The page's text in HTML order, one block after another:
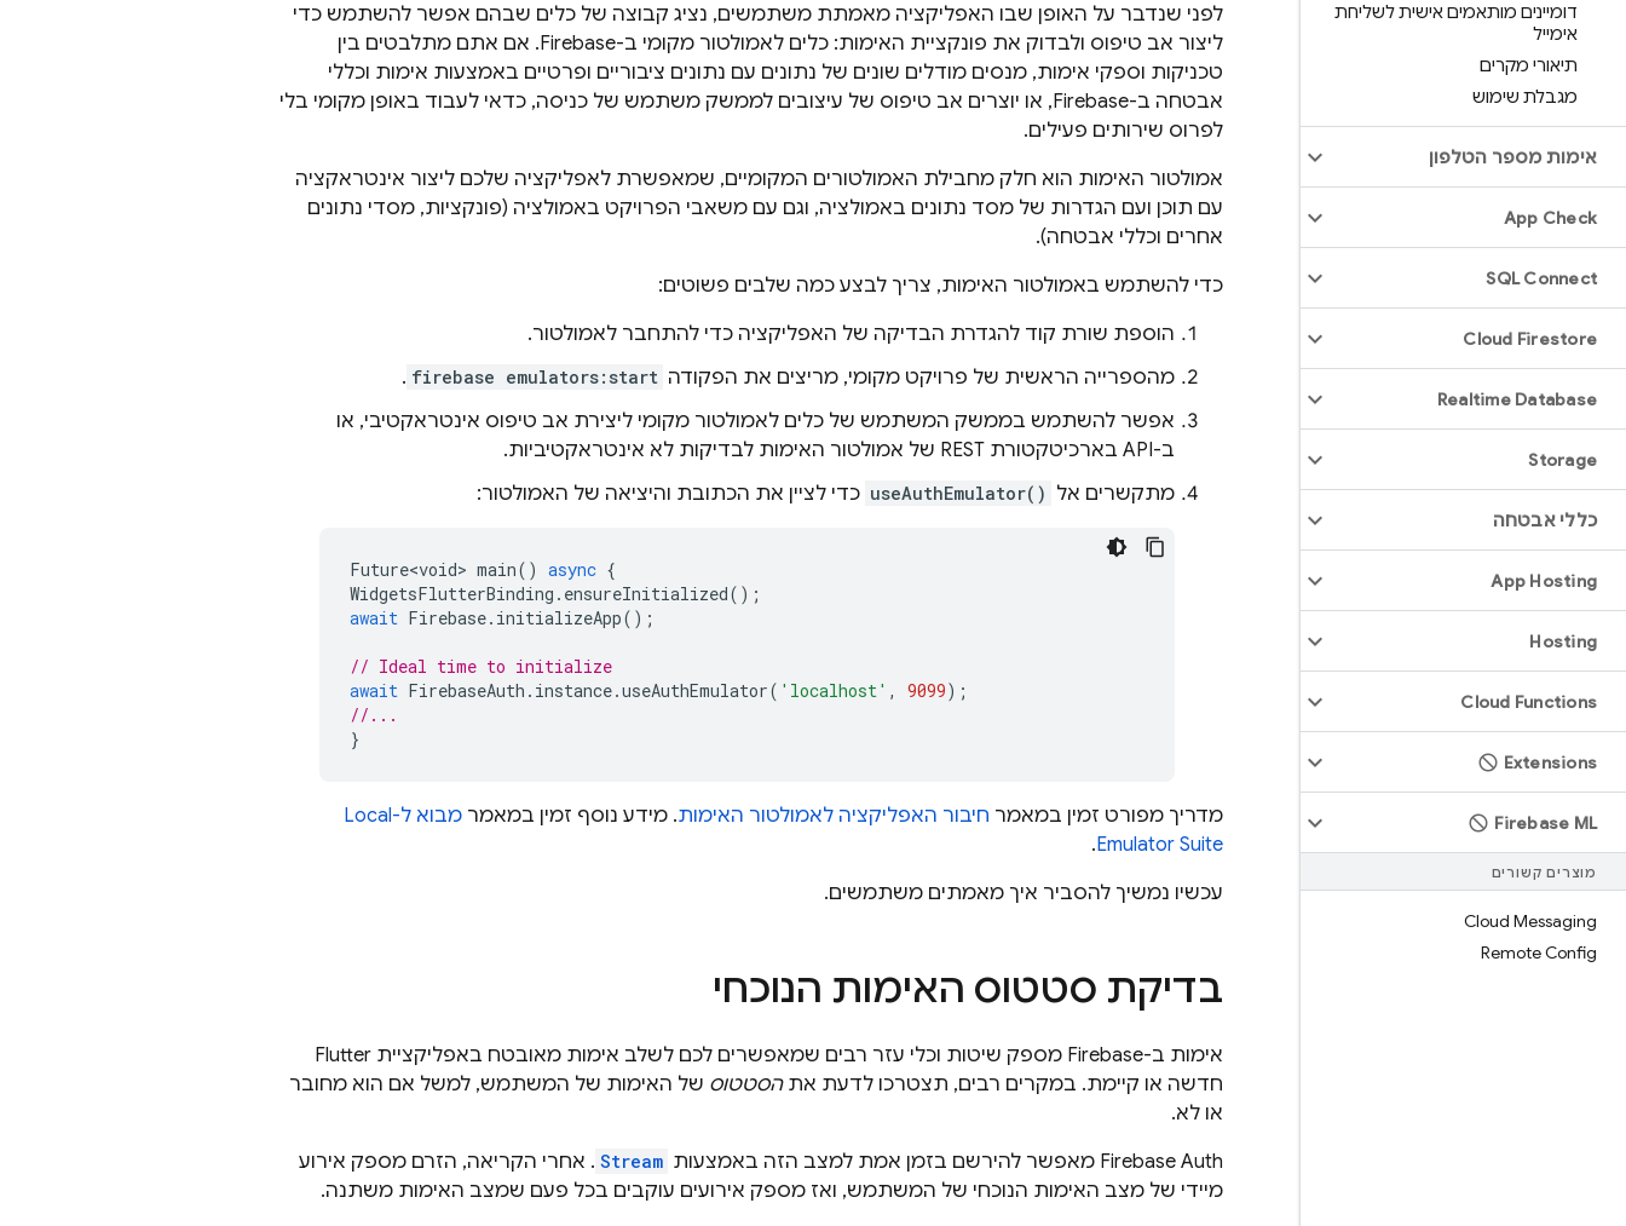
דומיינים מותאמים אישית לשליחת
אימייל
תיאורי מקרים
מגבלת שימוש
אימות מספר הטלפון
App Check
SQL Connect
Cloud Firestore
Realtime Database
Storage
כללי אבטחה
App Hosting
Hosting
Cloud Functions
Extensions
Firebase ML
מוצרים קשורים
Cloud Messaging
Remote Config
לפני שנדבר על האופן שבו האפליקציה מאמתת משתמשים, נציג קבוצה של כלים שבהם אפשר להשתמש כדי
ליצור אב טיפוס ולבדוק את פונקציית האימות: כלים לאמולטור מקומי ב-Firebase. אם אתם מתלבטים בין
טכניקות וספקי אימות, מנסים מודלים שונים של נתונים עם נתונים ציבוריים ופרטיים באמצעות אימות וכללי
אבטחה ב-Firebase, או יוצרים אב טיפוס של עיצובים לממשק משתמש של כניסה, כדאי לעבוד באופן מקומי בלי
לפרוס שירותים פעילים.
אמולטור האימות הוא חלק מחבילת האמולטורים המקומיים, שמאפשרת לאפליקציה שלכם ליצור אינטראקציה
עם תוכן ועם הגדרות של מסד נתונים באמולציה, וגם עם משאבי הפרויקט באמולציה (פונקציות, מסדי נתונים
אחרים וכללי אבטחה).
כדי להשתמש באמולטור האימות, צריך לבצע כמה שלבים פשוטים:
הוספת שורת קוד להגדרת הבדיקה של האפליקציה כדי להתחבר לאמולטור.
מהספרייה הראשית של פרויקט מקומי, מריצים את הפקודה firebase emulators:start
.
אפשר להשתמש בממשק המשתמש של כלים לאמולטור מקומי ליצירת אב טיפוס אינטראקטיבי, או
ב-API בארכיטקטורת REST של אמולטור האימות לבדיקות לא אינטראקטיביות.
מתקשרים אל useAuthEmulator() כדי לציין את הכתובת והיציאה של האמולטור:
Future<void> main() async {
WidgetsFlutterBinding . ensureInitialized();
await Firebase. initializeApp();
// Ideal time to initialize
await FirebaseAuth . instance.useAuthEmulator( 'localhost' , 9099);
//...
}
מדריך מפורט זמין במאמר חיבור האפליקציה לאמולטור האימות. מידע נוסף זמין במאמר
מבוא ל-Local
Emulator Suite
.
עכשיו נמשיך להסביר איך מאמתים משתמשים.
בדיקת סטטוס האימות הנוכחי
אימות ב-Firebase מספק שיטות וכלי עזר רבים שמאפשרים לכם לשלב אימות מאובטח באפליקציית Flutter
חדשה או קיימת. במקרים רבים, תצטרכו לדעת אתהסטטוס של האימות של המשתמש, למשל אם הוא מחובר
או לא.
Firebase Auth מאפשר להירשם בזמן אמת למצב הזה באמצעות
Stream . אחרי הקריאה, הזרם מספק אירוע
מיידי של מצב האימות הנוכחי של המשתמש, ואז מספק אירועים עוקבים בכל פעם שמצב האימות משתנה.